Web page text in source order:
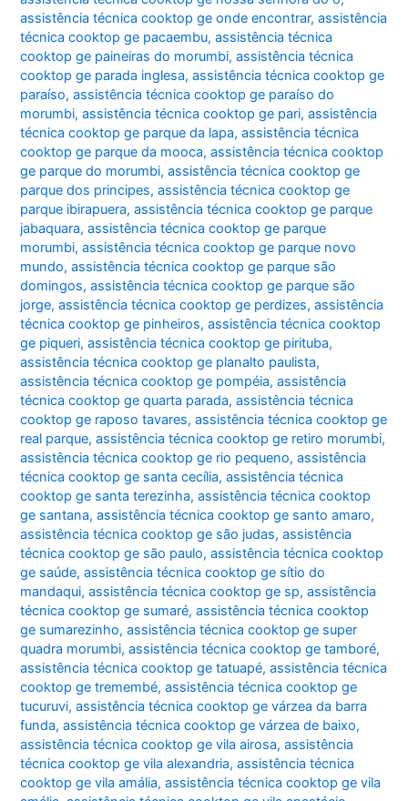
assistência técnica cooktop ge onde encontrar,assistência
técnica cooktop ge pacaembu,assistência técnica
cooktop ge paineiras do morumbi,assistência técnica
cooktop ge parada inglesa,assistência técnica cooktop ge
paraíso,assistência técnica cooktop ge paraíso do
morumbi,assistência técnica cooktop ge pari,assistência
técnica cooktop ge parque da lapa,assistência técnica
cooktop ge parque da mooca,assistência técnica cooktop
ge parque do morumbi,assistência técnica cooktop ge
parque dos principes,assistência técnica cooktop ge
parque ibirapuera,assistência técnica cooktop ge parque
jabaquara,assistência técnica cooktop ge parque
morumbi,assistência técnica cooktop ge parque novo
mundo,assistência técnica cooktop ge parque são
domingos,assistência técnica cooktop ge parque são
jorge,assistência técnica cooktop ge perdizes,assistência
técnica cooktop ge pinheiros,assistência técnica cooktop
ge piqueri,assistência técnica cooktop ge pirituba,
assistência técnica cooktop ge planalto paulista,
assistência técnica cooktop ge pompéia,assistência
técnica cooktop ge quarta parada,assistência técnica
cooktop ge raposo tavares,assistência técnica cooktop ge
real parque,assistência técnica cooktop ge retiro morumbi,
assistência técnica cooktop ge rio pequeno,assistência
técnica cooktop ge santa cecília,assistência técnica
cooktop ge santa terezinha,assistência técnica cooktop
ge santana,assistência técnica cooktop ge santo amaro,
assistência técnica cooktop ge são judas,assistência
técnica cooktop ge são paulo,assistência técnica cooktop
ge saúde,assistência técnica cooktop ge sítio do
mandaqui,assistência técnica cooktop ge sp,assistência
técnica cooktop ge sumaré,assistência técnica cooktop
ge sumarezinho,assistência técnica cooktop ge super
quadra morumbi,assistência técnica cooktop ge tamboré,
assistência técnica cooktop ge tatuapé,assistência técnica
cooktop ge tremembé,assistência técnica cooktop ge
tucuruvi,assistência técnica cooktop ge várzea da barra
funda,assistência técnica cooktop ge várzea de baixo,
assistência técnica cooktop ge vila airosa,assistência
técnica cooktop ge vila alexandria,assistência técnica
cooktop ge vila amália,assistência técnica cooktop ge vila